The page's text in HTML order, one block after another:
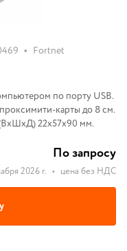
• Fortnet
по порту USB.
карты до 8 см.
22х57х90 мм.
По запросу
2026 г. • цена без НДС